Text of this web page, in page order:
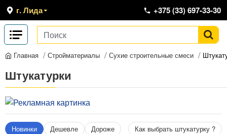
г. Лида +375 (33) 697-33-30
Главная Стройматериалы Сухие строительные смеси
Штукатурки
Новинки Дешевле Дороже Как выбрать штукатурку ?